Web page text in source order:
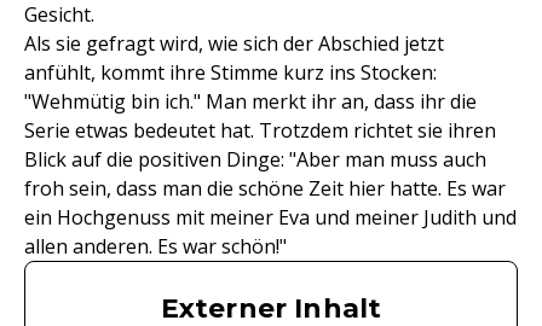
Gesicht.
Als sie gefragt wird, wie sich der Abschied jetzt
anfühlt, kommt ihre Stimme kurz ins Stocken:
"Wehmütig bin ich." Man merkt ihr an, dass ihr die
Serie etwas bedeutet hat. Trotzdem richtet sie ihren
Blick auf die positiven Dinge: "Aber man muss auch
froh sein, dass man die schöne Zeit hier hatte. Es war
ein Hochgenuss mit meiner Eva und meiner Judith und
allen anderen. Es war schön!"
Externer Inhalt